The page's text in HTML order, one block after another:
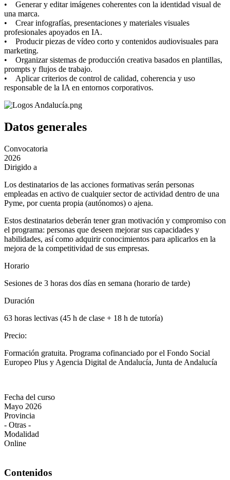
• Generar y editar imágenes coherentes con la identidad visual de
una marca.
• Crear infografías, presentaciones y materiales visuales
profesionales apoyados en IA.
• Producir piezas de vídeo corto y contenidos audiovisuales para
marketing.
• Organizar sistemas de producción creativa basados en plantillas,
prompts y flujos de trabajo.
• Aplicar criterios de control de calidad, coherencia y uso
responsable de la IA en entornos corporativos.
Datos generales
Convocatoria
2026
Dirigido a
Los destinatarios de las acciones formativas serán personas
empleadas en activo de cualquier sector de actividad dentro de una
Pyme, por cuenta propia (autónomos) o ajena.
Estos destinatarios deberán tener gran motivación y compromiso con
el programa: personas que deseen mejorar sus capacidades y
habilidades, así como adquirir conocimientos para aplicarlos en la
mejora de la competitividad de sus empresas.
Horario
Sesiones de 3 horas dos días en semana (horario de tarde)
Duración
63 horas lectivas (45 h de clase + 18 h de tutoría)
Precio:
Formación gratuita. Programa cofinanciado por el Fondo Social
Europeo Plus y Agencia Digital de Andalucía, Junta de Andalucía
Fecha del curso
Mayo 2026
Provincia
- Otras -
Modalidad
Online
Contenidos